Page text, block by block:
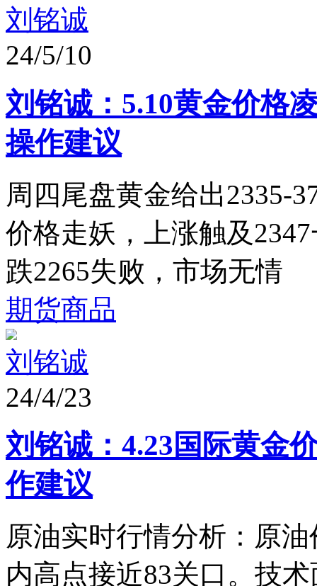
刘铭诚
24/5/10
刘铭诚：5.10黄金价格
操作建议
周四尾盘黄金给出2335-
价格走妖，上涨触及
跌2265失败，市场无情
期货商品
刘铭诚
24/4/23
刘铭诚：4.23国际黄金
作建议
原油实时行情分析：原
内高点接近83关口。技